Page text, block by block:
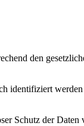
den
identifiziert
Schutz der